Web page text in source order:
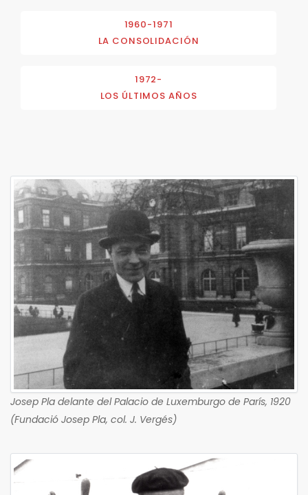
1960-1971
LA CONSOLIDACIÓN
1972-
LOS ÚLTIMOS AÑOS
Josep Pla delante del Palacio de Luxemburgo de París, 1920
(Fundació Josep Pla, col. J. Vergés)